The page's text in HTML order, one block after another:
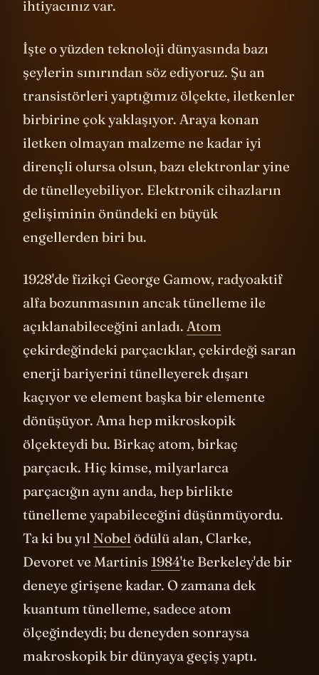
ihtiyacınız var.
İşte o yüzden teknoloji dünyasında bazı
şeylerin sınırından söz ediyoruz. Şu an
transistörleri yaptığımız ölçekte, iletkenler
birbirine çok yaklaşıyor. Araya konan
iletken olmayan malzeme ne kadar iyi
dirençli olursa olsun, bazı elektronlar yine
de tünelleyebiliyor. Elektronik cihazların
gelişiminin önündeki en büyük
engellerden biri bu.
1928'de fizikçi George Gamow, radyoaktif
alfa bozunmasının ancak tünelleme ile
açıklanabileceğini anladı. Atom
çekirdeğindeki parçacıklar, çekirdeği saran
enerji bariyerini tünelleyerek dışarı
kaçıyor ve element başka bir elemente
dönüşüyor. Ama hep mikroskopik
ölçekteydi bu. Birkaç atom, birkaç
parçacık. Hiç kimse, milyarlarca
parçacığın aynı anda, hep birlikte
tünelleme yapabileceğini düşünmüyordu.
Ta ki bu yıl Nobel ödülü alan, Clarke,
Devoret ve Martinis 1984'te Berkeley'de bir
deneye girişene kadar. O zamana dek
kuantum tünelleme, sadece atom
ölçeğindeydi; bu deneyden sonraysa
makroskopik bir dünyaya geçiş yaptı.